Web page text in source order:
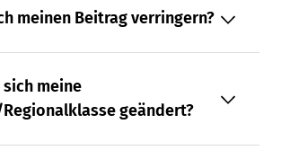
meinen Beitrag verringern?
meine
geändert?